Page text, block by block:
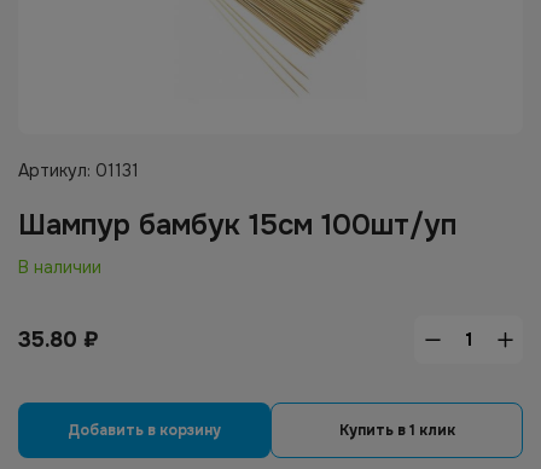
Артикул: 01131
Шампур бамбук 15см 100шт/уп
В наличии
35.80 ₽
Добавить в корзину Купить в 1 клик